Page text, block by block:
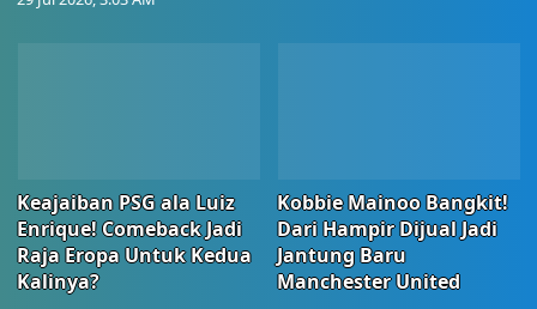
Keajaiban PSG ala Luiz
Enrique! Comeback Jadi
Raja Eropa Untuk Kedua
Kalinya?
Kobbie Mainoo Bangkit!
Dari Hampir Dijual Jadi
Jantung Baru
Manchester United